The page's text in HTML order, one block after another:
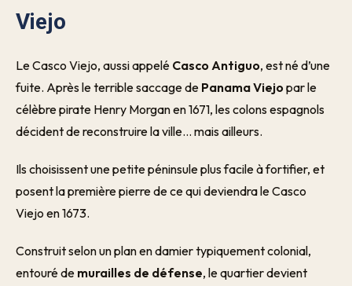
Viejo
Le Casco Viejo, aussi appelé Casco Antiguo, est né d’une
fuite. Après le terrible saccage de Panama Viejo par le
célèbre pirate Henry Morgan en 1671, les colons espagnols
décident de reconstruire la ville… mais ailleurs.
Ils choisissent une petite péninsule plus facile à fortifier, et
posent la première pierre de ce qui deviendra le Casco
Viejo en 1673.
Construit selon un plan en damier typiquement colonial,
entouré de murailles de défense, le quartier devient